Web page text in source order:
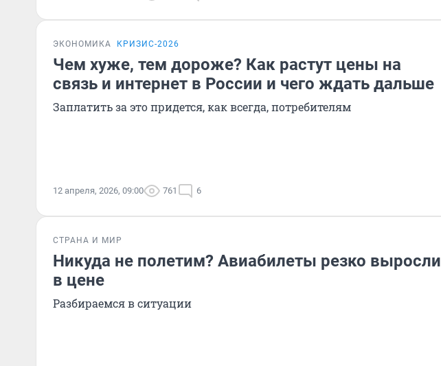
ЭКОНОМИКА КРИЗИС-2026
Чем хуже, тем дороже? Как растут цены на
связь и интернет в России и чего ждать дальше
Заплатить за это придется, как всегда, потребителям
12 апреля, 2026, 09:00 761 6
СТРАНА И МИР
Никуда не полетим? Авиабилеты резко выросли
в цене
Разбираемся в ситуации